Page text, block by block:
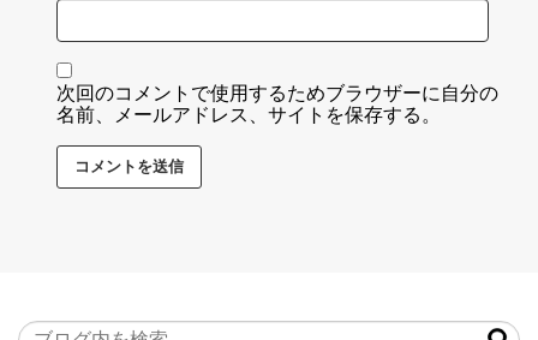
次回のコメントで使用するためブラウザーに自分の
名前、メールアドレス、サイトを保存する。